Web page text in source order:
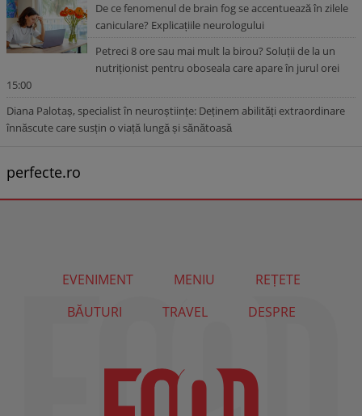
De ce fenomenul de brain fog se accentuează în zilele
caniculare? Explicațiile neurologului
Petreci 8 ore sau mai mult la birou? Soluții de la un
nutriționist pentru oboseala care apare în jurul orei
15:00
Diana Palotaș, specialist în neuroștiințe: Deținem abilități extraordinare
înnăscute care susțin o viață lungă și sănătoasă
perfecte.ro
EVENIMENT MENIU
REȚETE
BĂUTURI
TRAVEL DESPRE